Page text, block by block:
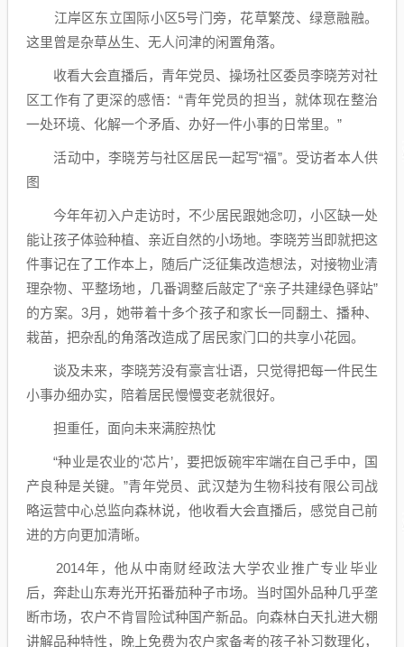
江岸区东立国际小区5号门旁，花草繁茂、绿意融融。
这里曾是杂草丛生、无人问津的闲置角落。
收看大会直播后，青年党员、操场社区委员李晓芳对社
区工作有了更深的感悟：“青年党员的担当，就体现在整治
一处环境、化解一个矛盾、办好一件小事的日常里。”
活动中，李晓芳与社区居民一起写“福”。受访者本人供
图
今年年初入户走访时，不少居民跟她念叨，小区缺一处
能让孩子体验种植、亲近自然的小场地。李晓芳当即就把这
件事记在了工作本上，随后广泛征集改造想法，对接物业清
理杂物、平整场地，几番调整后敲定了“亲子共建绿色驿站”
的方案。3月，她带着十多个孩子和家长一同翻土、播种、
栽苗，把杂乱的角落改造成了居民家门口的共享小花园。
谈及未来，李晓芳没有豪言壮语，只觉得把每一件民生
小事办细办实，陪着居民慢慢变老就很好。
担重任，面向未来满腔热忱
“种业是农业的‘芯片’，要把饭碗牢牢端在自己手中，国
产良种是关键。”青年党员、武汉楚为生物科技有限公司战
略运营中心总监向森林说，他收看大会直播后，感觉自己前
进的方向更加清晰。
2014年，他从中南财经政法大学农业推广专业毕业
后，奔赴山东寿光开拓番茄种子市场。当时国外品种几乎垄
断市场，农户不肯冒险试种国产新品。向森林白天扎进大棚
讲解品种特性，晚上免费为农户家备考的孩子补习数理化，